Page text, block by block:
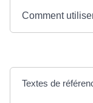
Comment
Textes de